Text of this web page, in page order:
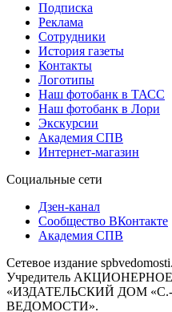
Подписка
Реклама
Сотрудники
История газеты
Контакты
Логотипы
Наш фотобанк в ТАСС
Наш фотобанк в Лори
Экскурсии
Академия СПВ
Интернет-магазин
Социальные сети
Дзен-канал
Сообщество ВКонтакте
Академия СПВ
Сетевое издание
Учредитель
«ИЗДАТЕЛЬСКИЙ ДОМ
ВЕДОМОСТИ».